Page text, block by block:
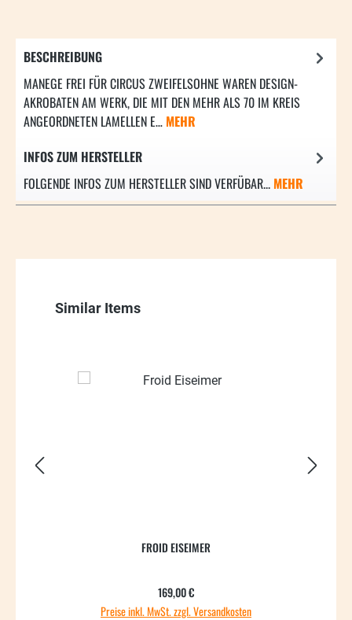
BESCHREIBUNG
MANEGE FREI FÜR CIRCUS ZWEIFELSOHNE WAREN DESIGN-
AKROBATEN AM WERK, DIE MIT DEN MEHR ALS 70 IM KREIS
ANGEORDNETEN LAMELLEN E… MEHR
INFOS ZUM HERSTELLER
FOLGENDE INFOS ZUM HERSTELLER SIND VERFÜBAR... MEHR
Produktgalerie überspringen
Similar Items
FROID EISEIMER
Regulärer Preis:
169,00 €
Preise inkl. MwSt. zzgl. Versandkosten